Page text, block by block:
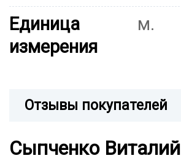
Единица
измерения
м.
Отзывы покупателей
Сыпченко Виталий